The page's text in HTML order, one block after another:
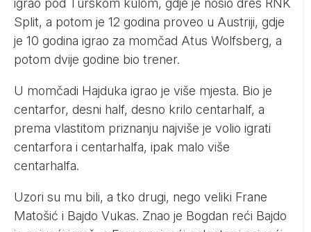
Split, a potom je 12 godina proveo u Austriji, gdje
je 10 godina igrao za momčad Atus Wolfsberg, a
potom dvije godine bio trener.
U momčadi Hajduka igrao je više mjesta. Bio je
centarfor, desni half, desno krilo centarhalf, a
prema vlastitom priznanju najviše je volio igrati
centarfora i centarhalfa, ipak malo više
centarhalfa.
Uzori su mu bili, a tko drugi, nego veliki Frane
Matošić i Bajdo Vukas. Znao je Bogdan reći Bajdo